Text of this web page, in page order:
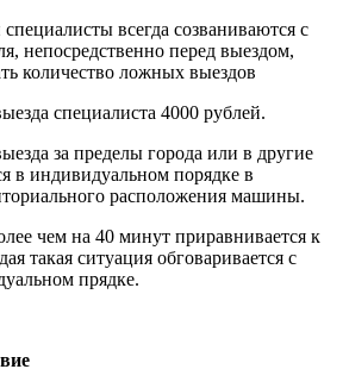
всегда созваниваются с
непосредственно перед выездом,
количество ложных выездов
специалиста 4000 рублей.
за пределы города или в другие
в индивидуальном порядке в
расположения машины.
чем на 40 минут приравнивается к
такая ситуация обговаривается с
прядке.